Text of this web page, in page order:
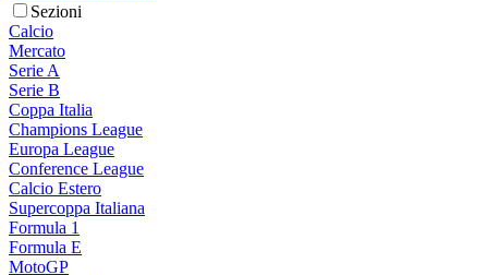
Sezioni
Calcio
Mercato
Serie A
Serie B
Coppa Italia
Champions League
Europa League
Conference League
Calcio Estero
Supercoppa Italiana
Formula 1
Formula E
MotoGP